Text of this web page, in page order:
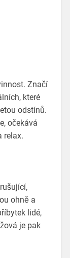
Značí
které
odstínů.
očekává
relax.
ohně a
lidé,
je pak